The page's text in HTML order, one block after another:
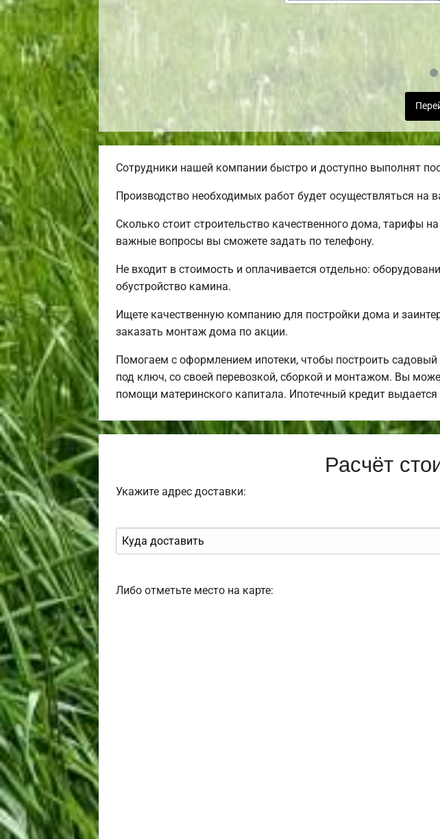
Сотрудники нашей компании быстро и доступно выполнят
Производство необходимых работ будет осуществляться
Сколько стоит строительство качественного дома, тарифы
важные вопросы вы сможете задать по телефону.
Не входит в стоимость и оплачивается отдельно:
обустройство камина.
Ищете качественную компанию для постройки дома и
заказать монтаж дома по акции.
Помогаем с оформлением ипотеки, чтобы построить
под ключ, со своей перевозкой, сборкой и монтажом. Вы
помощи материнского капитала. Ипотечный кредит
Расчёт
Укажите адрес доставки:
Либо отметьте место на карте: